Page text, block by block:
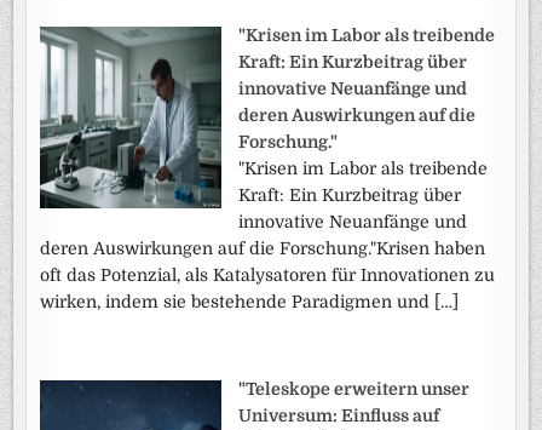
"Krisen im Labor als treibende
Kraft: Ein Kurzbeitrag über
innovative Neuanfänge und
deren Auswirkungen auf die
Forschung."
"Krisen im Labor als treibende
Kraft: Ein Kurzbeitrag über
innovative Neuanfänge und
deren Auswirkungen auf die Forschung."Krisen haben
oft das Potenzial, als Katalysatoren für Innovationen zu
wirken, indem sie bestehende Paradigmen und […]
"Teleskope erweitern unser
Universum: Einfluss auf